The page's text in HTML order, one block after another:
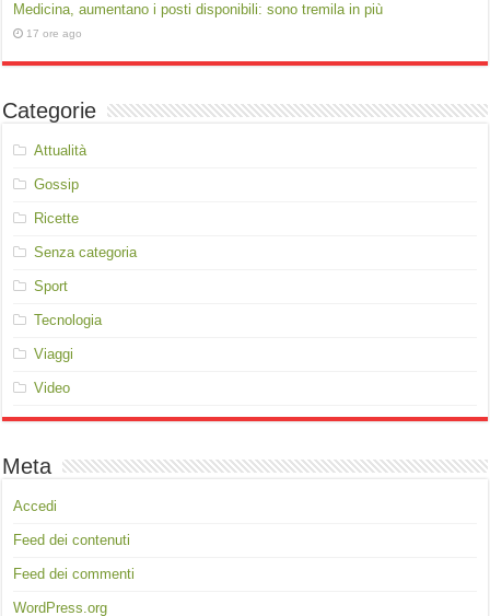
Medicina, aumentano i posti disponibili: sono tremila in più
17 ore ago
Categorie
Attualità
Gossip
Ricette
Senza categoria
Sport
Tecnologia
Viaggi
Video
Meta
Accedi
Feed dei contenuti
Feed dei commenti
WordPress.org